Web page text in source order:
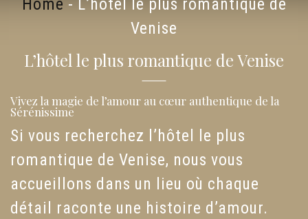
Home - L’hôtel le plus romantique de
Venise
L’hôtel le plus romantique de Venise
Vivez la magie de l’amour au cœur authentique de la
Sérénissime
Si vous recherchez l’hôtel le plus
romantique de Venise, nous vous
accueillons dans un lieu où chaque
détail raconte une histoire d’amour.